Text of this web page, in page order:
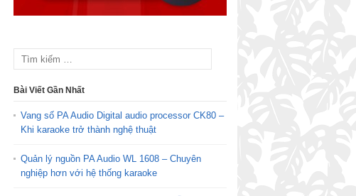
Bài Viết Gần Nhất
Vang số PA Audio Digital audio processor CK80 –
Khi karaoke trở thành nghệ thuật
Quản lý nguồn PA Audio WL 1608 – Chuyên
nghiệp hơn với hệ thống karaoke